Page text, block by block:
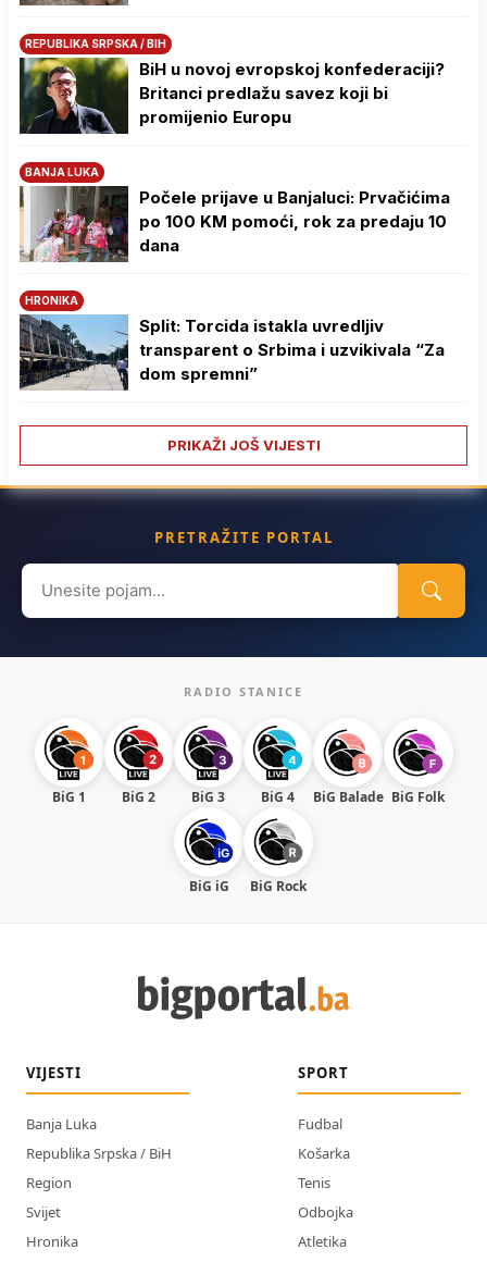
REPUBLIKA SRPSKA / BIH
BiH u novoj evropskoj konfederaciji?
Britanci predlažu savez koji bi
promijenio Europu
BANJA LUKA
Počele prijave u Banjaluci: Prvačićima
po 100 KM pomoći, rok za predaju 10
dana
HRONIKA
Split: Torcida istakla uvredljiv
transparent o Srbima i uzvikivala “Za
dom spremni”
PRIKAŽI JOŠ VIJESTI
PRETRAŽITE PORTAL
Search
for:
RADIO STANICE
BiG 1 BiG 2 BiG 3 BiG 4 BiG Balade BiG Folk
BiG iG BiG Rock
VIJESTI
Banja Luka
Republika Srpska / BiH
Region
Svijet
Hronika
SPORT
Fudbal
Košarka
Tenis
Odbojka
Atletika